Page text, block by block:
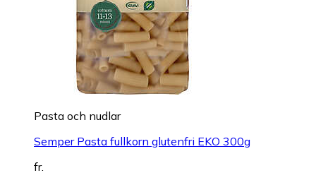
Pasta och nudlar
Semper Pasta fullkorn glutenfri EKO 300g
fr.